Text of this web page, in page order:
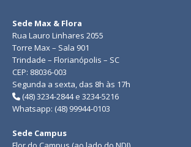
Sede Max & Flora
Rua Lauro Linhares 2055
Torre Max – Sala 901
Trindade – Florianópolis – SC
CEP: 88036-003
Segunda a sexta, das 8h às 17h
(48) 3234-2844 e 3234-5216
Whatsapp: (48) 99944-0103
Sede Campus